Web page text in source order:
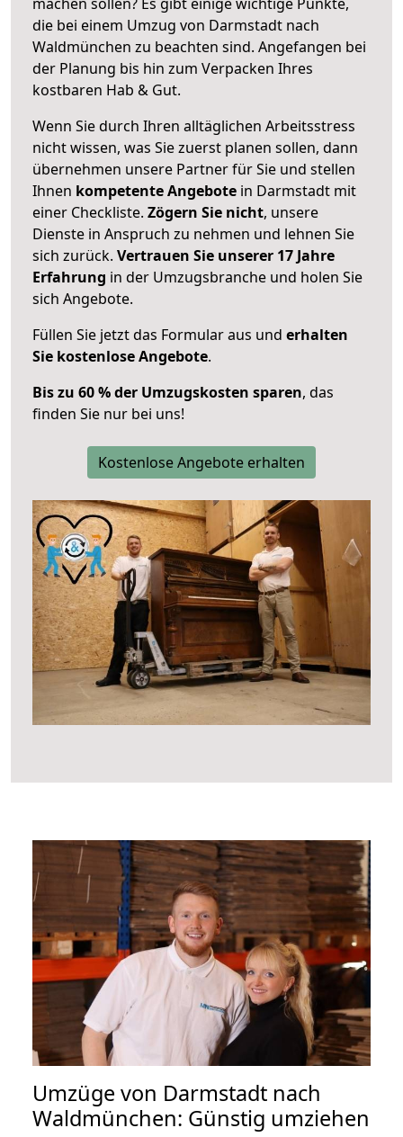
die bei einem Umzug von Darmstadt nach
Waldmünchen zu beachten sind. Angefangen bei
der Planung bis hin zum Verpacken Ihres
kostbaren Hab & Gut.
Wenn Sie durch Ihren alltäglichen Arbeitsstress
nicht wissen, was Sie zuerst planen sollen, dann
übernehmen unsere Partner für Sie und stellen
Ihnen kompetente Angebote in Darmstadt mit
einer Checkliste. Zögern Sie nicht, unsere
Dienste in Anspruch zu nehmen und lehnen Sie
sich zurück. Vertrauen Sie unserer 17 Jahre
Erfahrung in der Umzugsbranche und holen Sie
sich Angebote.
Füllen Sie jetzt das Formular aus und erhalten
Sie kostenlose Angebote.
Bis zu 60 % der Umzugskosten sparen, das
finden Sie nur bei uns!
Kostenlose Angebote erhalten
Umzüge von Darmstadt nach
Waldmünchen: Günstig umziehen